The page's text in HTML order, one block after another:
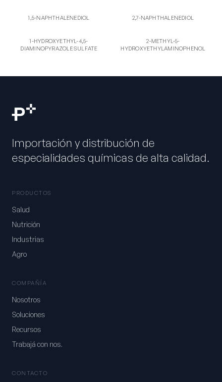
1,5-
1,5-NAPHTHALENEDIOL
2,7-
2,7-NAPHTHALENEDIOL
1S
DIAMINOPYRAZOLE SULFATE
1-HYDROXYETHYL-4,5-
DIAMINOPYRAZOLE SULFATE
2-ME
HYDROXYETHYLAMINOPHENOL
2-METHYL-5-
HYDROXYETHYLAMINOPHENOL
Importación y distribución de
especialidades químicas de alta calidad.
PRODUCTOS
Salud
Nutrición
Industrias
Agro
COMPAÑÍA
Nosotros
Soluciones
Recursos
Trabajá con nos.
CONTACTO